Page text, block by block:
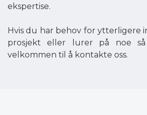
ekspertise.
Hvis du har behov for ytterligere
prosjekt eller lurer på noe
velkommen til å kontakte oss.